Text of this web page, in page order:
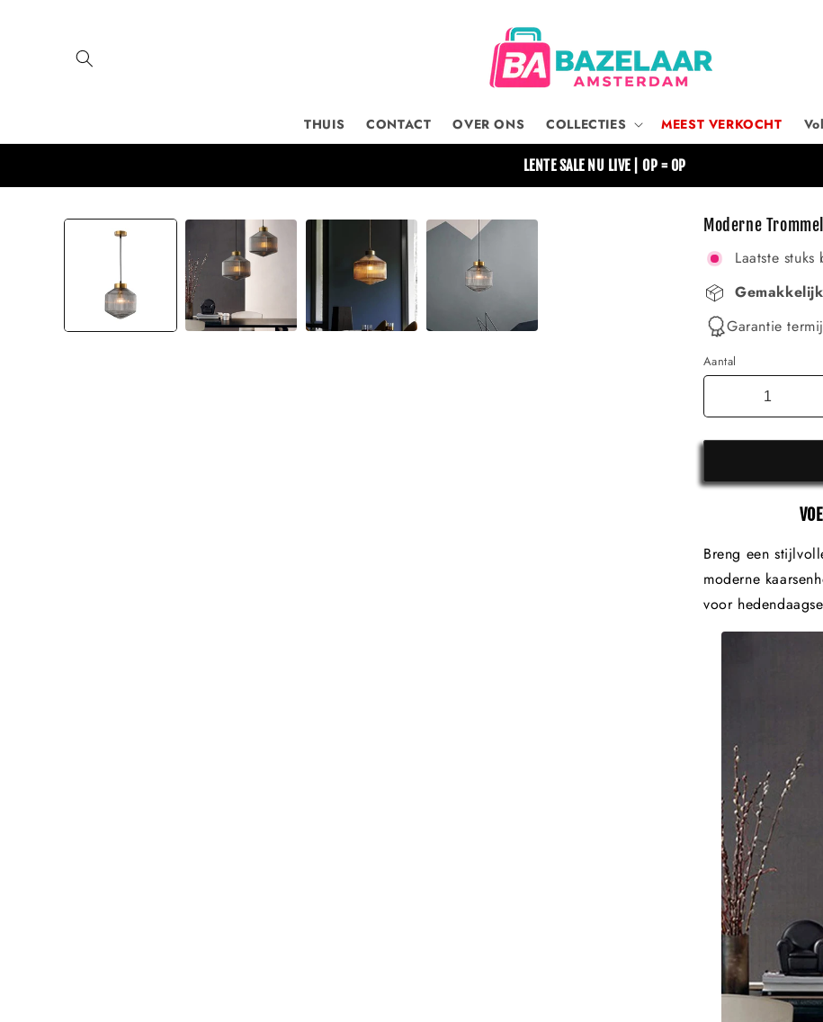
THUIS CONTACT OVER ONS COLLECTIES MEEST VERKOCHT
LENTE SALE NU LIVE | OP = OP
Ga direct naar
productinformatie
Moderne
Laatste
Garantie
Aantal
Breng een
moderne
voor